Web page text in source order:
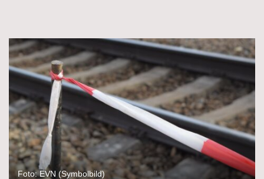
Foto: EVN (Symbolbild)